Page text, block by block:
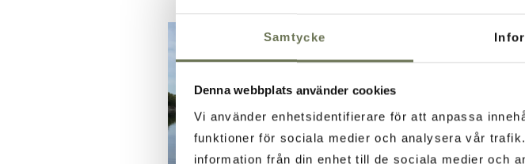
Samtycke
Denna webbplats använder cookies
Vi använder enhetsidentifierare för att anpassa
funktioner för sociala medier och analysera vår
information från din enhet till de sociala medier och